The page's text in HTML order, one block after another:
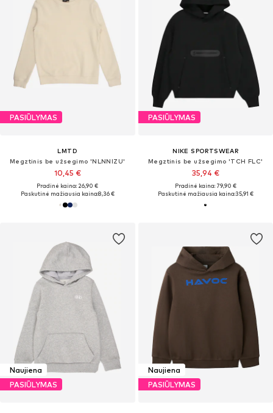
PASIŪLYMAS
LMTD
Megztinis be užsegimo 'NLNNIZU'
10,45 €
Pradinė kaina: 26,90 €
Paskutinė mažiausia kaina:8,36 €
PASIŪLYMAS
NIKE SPORTSWEAR
Megztinis be užsegimo 'TCH FLC'
35,94 €
Pradinė kaina: 79,90 €
Paskutinė mažiausia kaina:35,91 €
Naujiena
PASIŪLYMAS
Naujiena
PASIŪLYMAS